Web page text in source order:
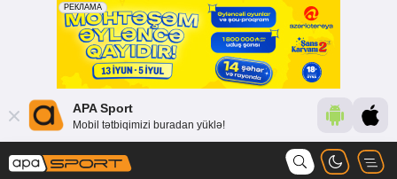
APA Sport
Mobil tətbiqimizi buradan yüklə!